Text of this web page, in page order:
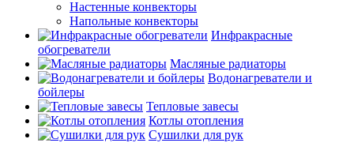
Настенные конвекторы
Напольные конвекторы
Инфракрасные
обогреватели
Масляные радиаторы
Водонагреватели и
бойлеры
Тепловые завесы
Котлы отопления
Сушилки для рук